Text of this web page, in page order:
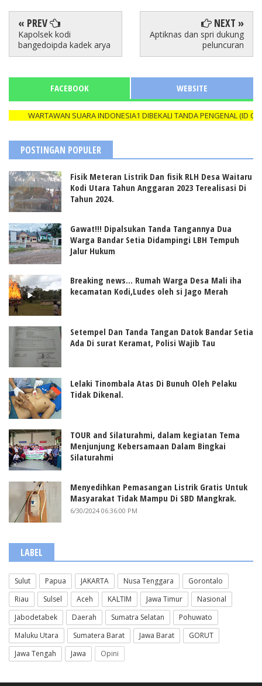
« PREV
Kapolsek kodi
bangedoipda kadek arya
NEXT »
Aptiknas dan spri dukung
peluncuran
FACEBOOK WEBSITE
WARTAWAN SUARA INDONESIA1 DIBEKALI TANDA PENGENAL (ID CARD)
POSTINGAN POPULER
Fisik Meteran Listrik Dan fisik RLH Desa Waitaru
Kodi Utara Tahun Anggaran 2023 Terealisasi Di
Tahun 2024.
Gawat!!! Dipalsukan Tanda Tangannya Dua
Warga Bandar Setia Didampingi LBH Tempuh
Jalur Hukum
Breaking news... Rumah Warga Desa Mali iha
kecamatan Kodi,Ludes oleh si Jago Merah
Setempel Dan Tanda Tangan Datok Bandar Setia
Ada Di surat Keramat, Polisi Wajib Tau
Lelaki Tinombala Atas Di Bunuh Oleh Pelaku
Tidak Dikenal.
TOUR and Silaturahmi, dalam kegiatan Tema
Menjunjung Kebersamaan Dalam Bingkai
Silaturahmi
Menyedihkan Pemasangan Listrik Gratis Untuk
Masyarakat Tidak Mampu Di SBD Mangkrak.
6/30/2024 06:36:00 PM
LABEL
Sulut Papua JAKARTA Nusa Tenggara
Gorontalo
Riau
Sulsel Aceh KALTIM Jawa Timur
Nasional
Jabodetabek
Daerah Sumatra Selatan
Pohuwato
Maluku Utara
Sumatera Barat Jawa Barat
GORUT
Jawa Tengah
Jawa Opini